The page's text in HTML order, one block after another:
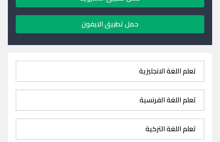
حمل تطبيق الايفون
تعلم اللغة الانجليزية
تعلم اللغة الفرنسية
تعلم اللغة التركية